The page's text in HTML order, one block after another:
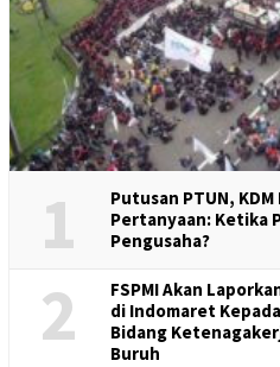
1
Putusan PTUN,
Pertanyaan: Ketika
Pengusaha?
2
FSPMI Akan
di Indomaret
Bidang
Buruh